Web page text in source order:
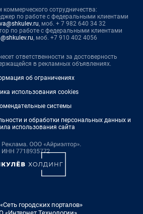
коммерческого сотрудничества:
по работе с федеральными клиентами
, моб. + 7 982 640 34 32
по работе с федеральными клиентами
, моб. +7 910 402 4056
ответственности за достоверность
в рекламных объявлениях.
об ограничениях
использования cookies
системы
и обработки персональных данных и
использования сайта
городских порталов»